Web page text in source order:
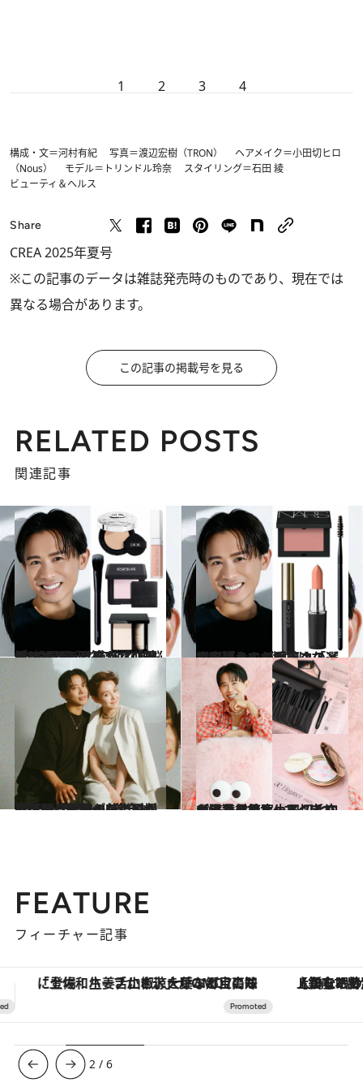
1 2 3 4
構成・文＝河村有紀 写真＝渡辺宏樹（TRON） ヘアメイク＝小田切ヒロ
（Nous） モデル＝トリンドル玲奈 スタイリング＝石田 綾
ビューティ＆ヘルス
Share
CREA 2025年夏号
※この記事のデータは雑誌発売時のものであり、現在では
異なる場合があります。
この記事の掲載号を見る
RELATED POSTS
関連記事
2025.6.9
「ファンデはほうれい線の“根元1cm”まで」「下地のぬるっと感が“くずれ”の原因」リアルな肌悩みにすべて回答！【小田切ヒロ】
ビューティ＆ヘルス 2025.6.24
小田切ヒロが回答！「どう頑張っても垢抜けない」「大人のチークの選び方は？」《愛用コスメ紹介》
ビューティ＆ヘルス
2025.6.28
「ブラシを買ったことがない」「骨格が美しい人の落とし穴ね～（笑）」“新しい自分”の扉を開くための《小田切ヒロ×トリンドル玲奈対談》
ビューティ＆ヘルス 2025.6.21
【猛暑対策】小田切ヒロが緊急アンサー！ 毛穴ケア、くすみケア、崩れないメイク……すぐにできる猛暑美容
ビューティ＆ヘルス
FEATURE
フィーチャー記事
【銀座で出合う最旬美容】美髪ケアや上質な眠り…セルフケアのアップデートから、特別な名入れギフトまで。大人のための「ReFa GINZA」クルーズ 【夏限定ディナーコース】旬を
3 /6